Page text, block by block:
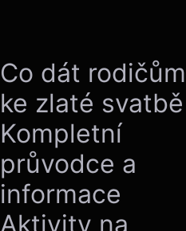
Co dát rodičům
ke zlaté
Kompletní
průvodce a
informace
Aktivity na